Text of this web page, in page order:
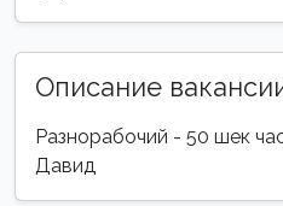
Описание
Разнорабочий - 50 шек
Давид